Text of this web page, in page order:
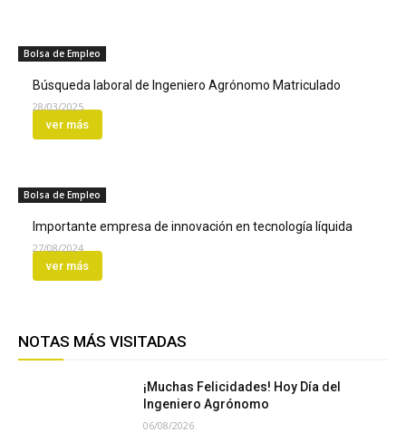
Bolsa de Empleo
Búsqueda laboral de Ingeniero Agrónomo Matriculado
28/03/2025
ver más
Bolsa de Empleo
Importante empresa de innovación en tecnología líquida
27/08/2024
ver más
NOTAS MÁS VISITADAS
¡Muchas Felicidades! Hoy Día del
Ingeniero Agrónomo
06/08/2026